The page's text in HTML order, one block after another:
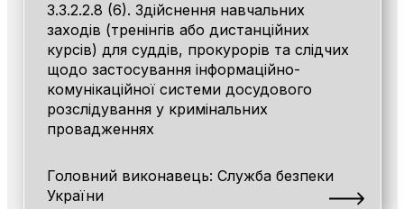
3.3.2.2.8 (6). Здійснення навчальних
заходів (тренінгів або дистанційних
курсів) для суддів, прокурорів та слідчих
щодо застосування інформаційно-
комунікаційної системи досудового
розслідування у кримінальних
провадженнях
Головний виконавець: Служба безпеки
України